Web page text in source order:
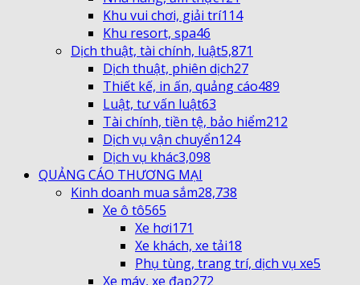
Khu vui chơi, giải trí114
Khu resort, spa46
Dịch thuật, tài chính, luật5,871
Dịch thuật, phiên dịch27
Thiết kế, in ấn, quảng cáo489
Luật, tư vấn luật63
Tài chính, tiền tệ, bảo hiểm212
Dịch vụ vận chuyển124
Dịch vụ khác3,098
QUẢNG CÁO THƯƠNG MẠI
Kinh doanh mua sắm28,738
Xe ô tô565
Xe hơi171
Xe khách, xe tải18
Phụ tùng, trang trí, dịch vụ xe5
Xe máy, xe đạp272